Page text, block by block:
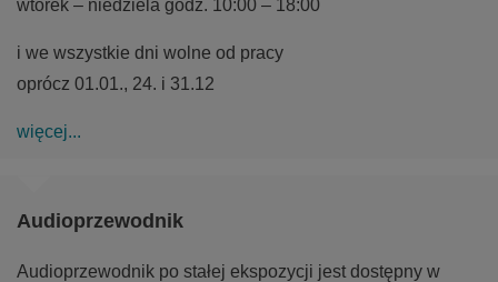
wtorek – niedziela godz. 10:00 – 18:00
i we wszystkie dni wolne od pracy
oprócz 01.01., 24. i 31.12
więcej...
Audioprzewodnik
Audioprzewodnik po stałej ekspozycji jest dostępny w